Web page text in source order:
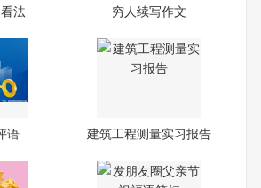
法 穷人续写作文
语 建筑工程测量实习报告